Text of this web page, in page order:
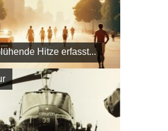
Hitze erfasst...